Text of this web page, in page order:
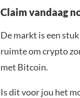
Claim vandaag
De markt is een
ruimte om crypto
met Bitcoin.
Is dit voor jou het